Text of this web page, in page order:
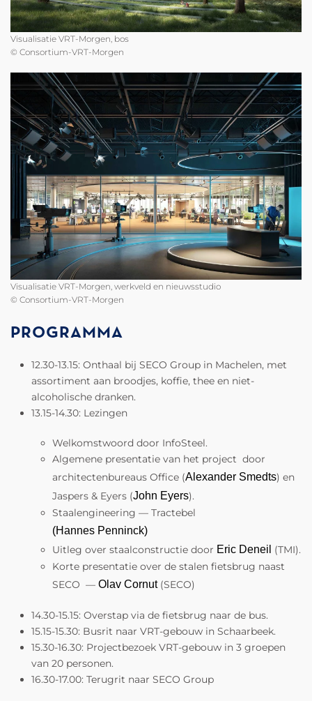
Visualisatie VRT-Morgen, bos
© Consortium-VRT-Morgen
Visualisatie VRT-Morgen, werkveld en nieuwsstudio
© Consortium-VRT-Morgen
PROGRAMMA
12.30-13.15: Onthaal bij SECO Group in Machelen, met
assortiment aan broodjes, koffie, thee en niet-
alcoholische dranken.
13.15-14.30: Lezingen
Welkomstwoord door InfoSteel.
Algemene presentatie van het project door
architectenbureaus Office (Alexander Smedts) en
Jaspers & Eyers (John Eyers).
Staalengineering — Tractebel
(Hannes Penninck)
Uitleg over staalconstructie door Eric Deneil (TMI).
Korte presentatie over de stalen fietsbrug naast
SECO — Olav Cornut(SECO)
14.30-15.15: Overstap via de fietsbrug naar de bus.
15.15-15.30: Busrit naar VRT-gebouw in Schaarbeek.
15.30-16.30: Projectbezoek VRT-gebouw in 3 groepen
van 20 personen.
16.30-17.00: Terugrit naar SECO Group